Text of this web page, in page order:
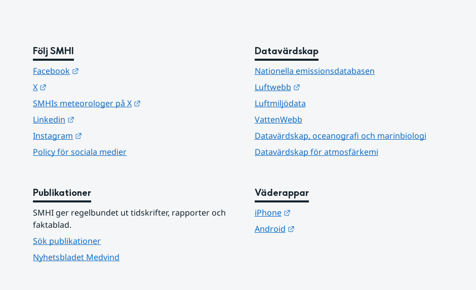
Följ SMHI
Facebook
X
SMHIs meteorologer på X
Linkedin
Instagram
Policy för sociala medier
Datavärdskap
Nationella emissionsdatabasen
Luftwebb
Länk till annan webbplats.
Luftmiljödata
VattenWebb
Datavärdskap, oceanografi och marinbiologi
Datavärdskap för atmosfärkemi
Publikationer
SMHI ger regelbundet ut tidskrifter, rapporter och
faktablad.
Sök publikationer
Nyhetsbladet Medvind
Väderappar
iPhone
Länk till annan webbplats.
Android
Länk till annan webbplats.